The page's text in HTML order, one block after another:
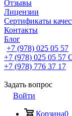
Отзывы
Лицензии
Сертификаты
Контакты
Блог
+7 (978) 025 05 57
+7 (978) 025 05 57
+7 (978) 776 37 17
Задать вопрос
Войти
Корзина0